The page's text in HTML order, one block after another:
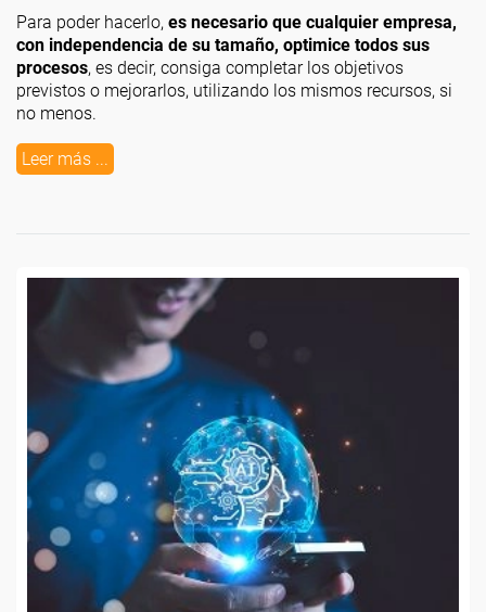
Para poder hacerlo, es necesario que cualquier empresa,
con independencia de su tamaño, optimice todos sus
procesos, es decir, consiga completar los objetivos
previstos o mejorarlos, utilizando los mismos recursos, si
no menos.
Leer más ...